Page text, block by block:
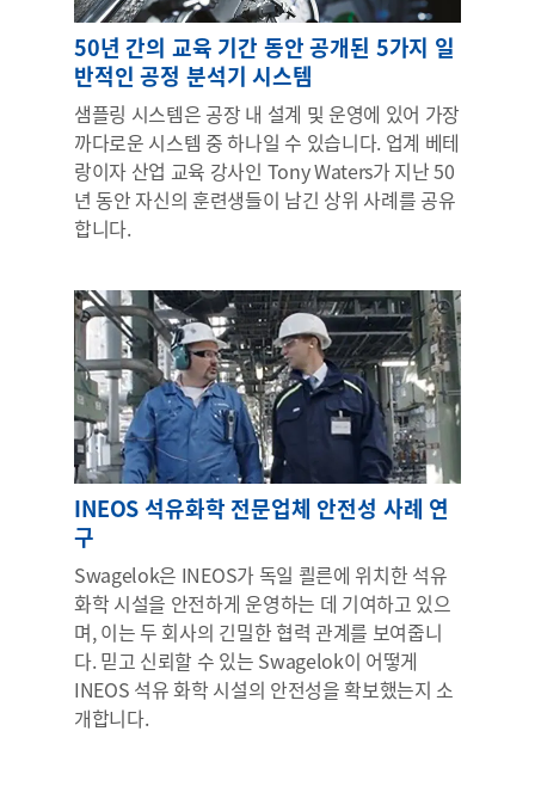
50년 간의 교육 기간 동안 공개된 5가지 일
반적인 공정 분석기 시스템
샘플링 시스템은 공장 내 설계 및 운영에 있어 가장
까다로운 시스템 중 하나일 수 있습니다. 업계 베테
랑이자 산업 교육 강사인 Tony Waters가 지난 50
년 동안 자신의 훈련생들이 남긴 상위 사례를 공유
합니다.
INEOS 석유화학 전문업체 안전성 사례 연
구
Swagelok은 INEOS가 독일 쾰른에 위치한 석유
화학 시설을 안전하게 운영하는 데 기여하고 있으
며, 이는 두 회사의 긴밀한 협력 관계를 보여줍니
다. 믿고 신뢰할 수 있는 Swagelok이 어떻게
INEOS 석유 화학 시설의 안전성을 확보했는지 소
개합니다.